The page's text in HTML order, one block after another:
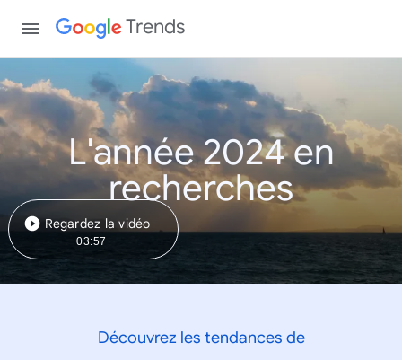
Trends
L'année 2024 en
recherches
Regardez la vidéo
03:57
Découvrez les tendances de